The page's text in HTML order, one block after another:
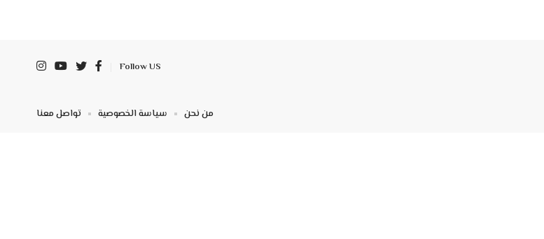
Follow US
من نحن سياسة الخصوصية تواصل معنا